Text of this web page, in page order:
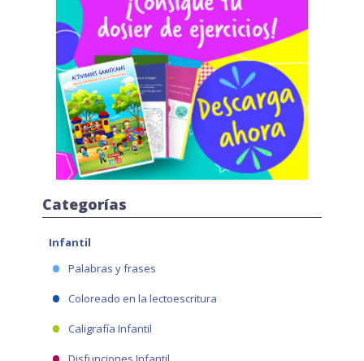
Categorías
Infantil
Palabras y frases
Coloreado en la lectoescritura
Caligrafía Infantil